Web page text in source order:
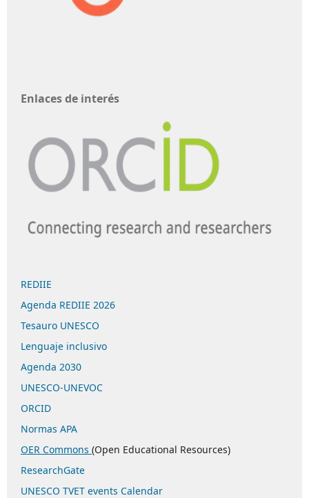
Enlaces de interés
REDIIE
Agenda REDIIE 2026
Tesauro UNESCO
Lenguaje inclusivo
Agenda 2030
UNESCO-UNEVOC
ORCID
Normas APA
OER Commons (Open Educational Resources)
ResearchGate
UNESCO TVET events Calendar